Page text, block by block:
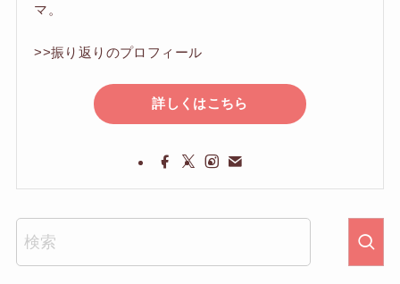
マ。
>>振り返りのプロフィール
詳しくはこちら